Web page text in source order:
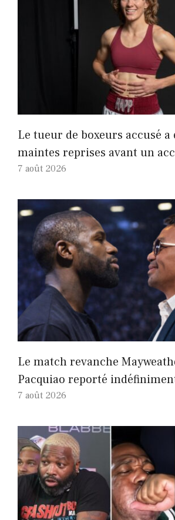
Le tueur de boxeurs accusé a
maintes reprises avant un
7 août 2026
Le match revanche
Pacquiao reporté
7 août 2026